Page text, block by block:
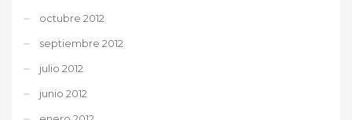
octubre 2012
septiembre 2012
julio 2012
junio 2012